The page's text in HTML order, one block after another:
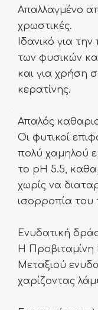
Απαλλαγμένο
χρωστικές.
Ιδανικό για
των φυσικών
και για χρήση
κερατίνης.
Απαλός
Οι φυτικοί
πολύ χαμηλού
το pH 5.5,
χωρίς να
ισορροπία του
Ενυδατική
Η Προβιταμίνη
Μεταξιού
χαρίζοντας